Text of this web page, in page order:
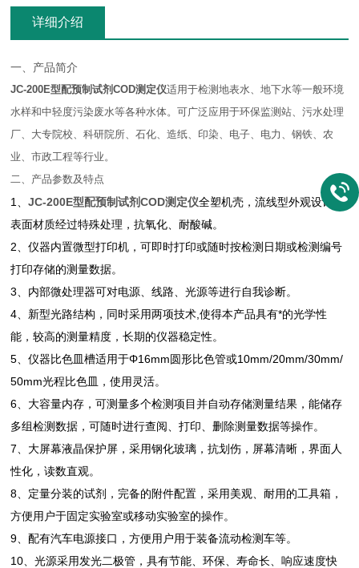
详细介绍
一、产品简介
JC-200E型配预制试剂COD测定仪适用于检测地表水、地下水等一般环境
水样和中轻度污染废水等各种水体。可广泛应用于环保监测站、污水处理
厂、大专院校、科研院所、石化、造纸、印染、电子、电力、钢铁、农
业、市政工程等行业。
二、产品参数及特点
1、JC-200E型配预制试剂COD测定仪全塑机壳，流线型外观设计，
表面材质经过特殊处理，抗氧化、耐酸碱。
2、仪器内置微型打印机，可即时打印或随时按检测日期或检测编号
打印存储的测量数据。
3、内部微处理器可对电源、线路、光源等进行自我诊断。
4、新型光路结构，同时采用两项技术,使得本产品具有*的光学性
能，较高的测量精度，长期的仪器稳定性。
5、仪器比色皿槽适用于Φ16mm圆形比色管或10mm/20mm/30mm/
50mm光程比色皿，使用灵活。
6、大容量内存，可测量多个检测项目并自动存储测量结果，能储存
多组检测数据，可随时进行查阅、打印、删除测量数据等操作。
7、大屏幕液晶保护屏，采用钢化玻璃，抗划伤，屏幕清晰，界面人
性化，读数直观。
8、定量分装的试剂，完备的附件配置，采用美观、耐用的工具箱，
方便用户于固定实验室或移动实验室的操作。
9、配有汽车电源接口，方便用户用于装备流动检测车等。
10、光源采用发光二极管，具有节能、环保、寿命长、响应速度快